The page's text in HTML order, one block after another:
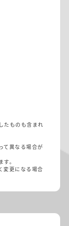
たものも含まれ
て異なる場合が
。
変更になる場合